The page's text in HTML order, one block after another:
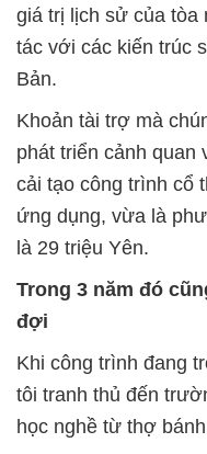
giá trị lịch sử của tòa
tác với các kiến trúc
Bản.
Khoản tài trợ mà
phát triển cảnh quan
cải tạo công trình cổ
ứng dụng, vừa là
là 29 triệu Yên.
Trong 3 năm đó
đợi
Khi công trình đang
tôi tranh thủ đến
học nghề từ thợ